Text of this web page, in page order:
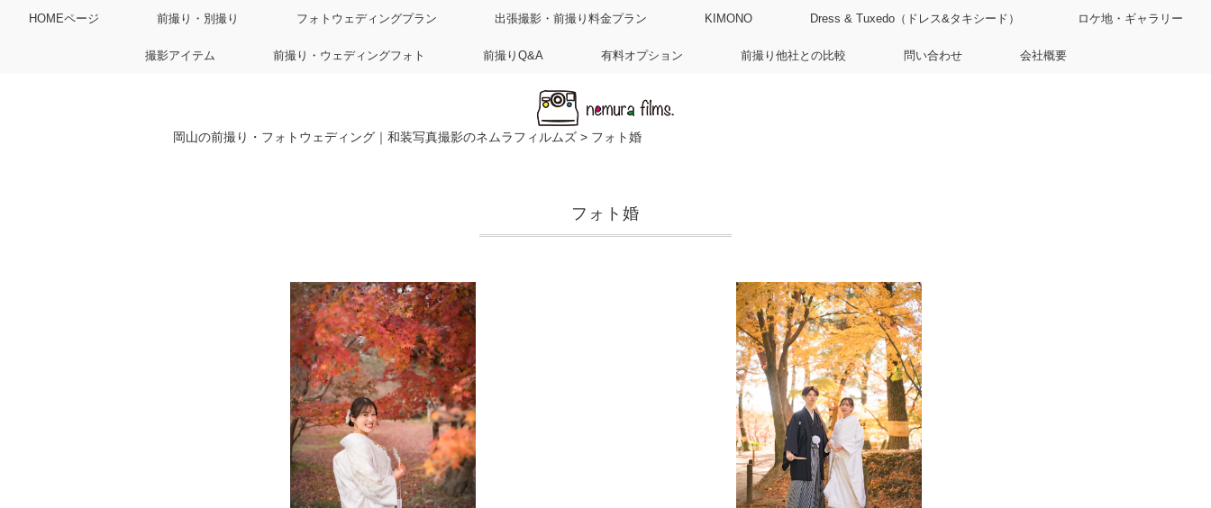
HOMEページ 前撮り・別撮り フォトウェディングプラン 出張撮影・前撮り料金プラン KIMONO Dress & Tuxedo（ドレス&タキシード） ロケ地・ギャラリー
撮影アイテム 前撮り・ウェディングフォト 前撮りQ&A 有料オプション 前撮り他社との比較 問い合わせ 会社概要
岡山の前撮り・フォトウェディング｜和装写真撮影のネムラフィルムズ > フォト婚
フォト婚